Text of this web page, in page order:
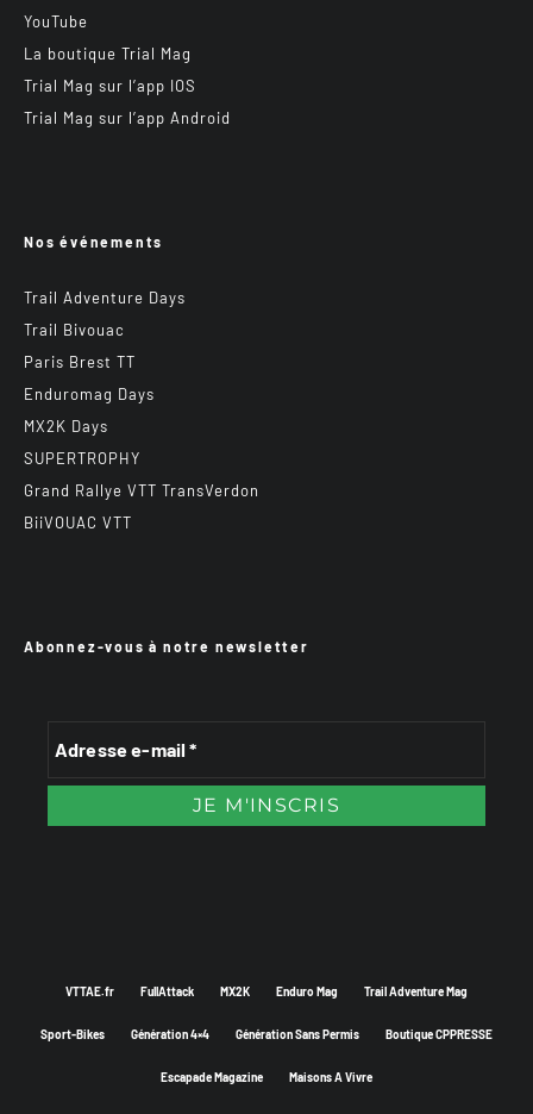
YouTube
La boutique Trial Mag
Trial Mag sur l’app IOS
Trial Mag sur l’app Android
Nos événements
Trail Adventure Days
Trail Bivouac
Paris Brest TT
Enduromag Days
MX2K Days
SUPERTROPHY
Grand Rallye VTT TransVerdon
BiiVOUAC VTT
Abonnez-vous à notre newsletter
VTTAE.fr FullAttack MX2K Enduro Mag Trail Adventure Mag
Sport-Bikes Génération 4×4 Génération Sans Permis Boutique CPPRESSE
Escapade Magazine Maisons A Vivre